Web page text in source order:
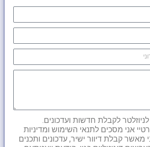
לקבלת חדשות ועדכונים.
אני מסכים לתנאי השימוש ומדיניות
מאשר קבלת דיוור ישיר, עדכונים ותכנים